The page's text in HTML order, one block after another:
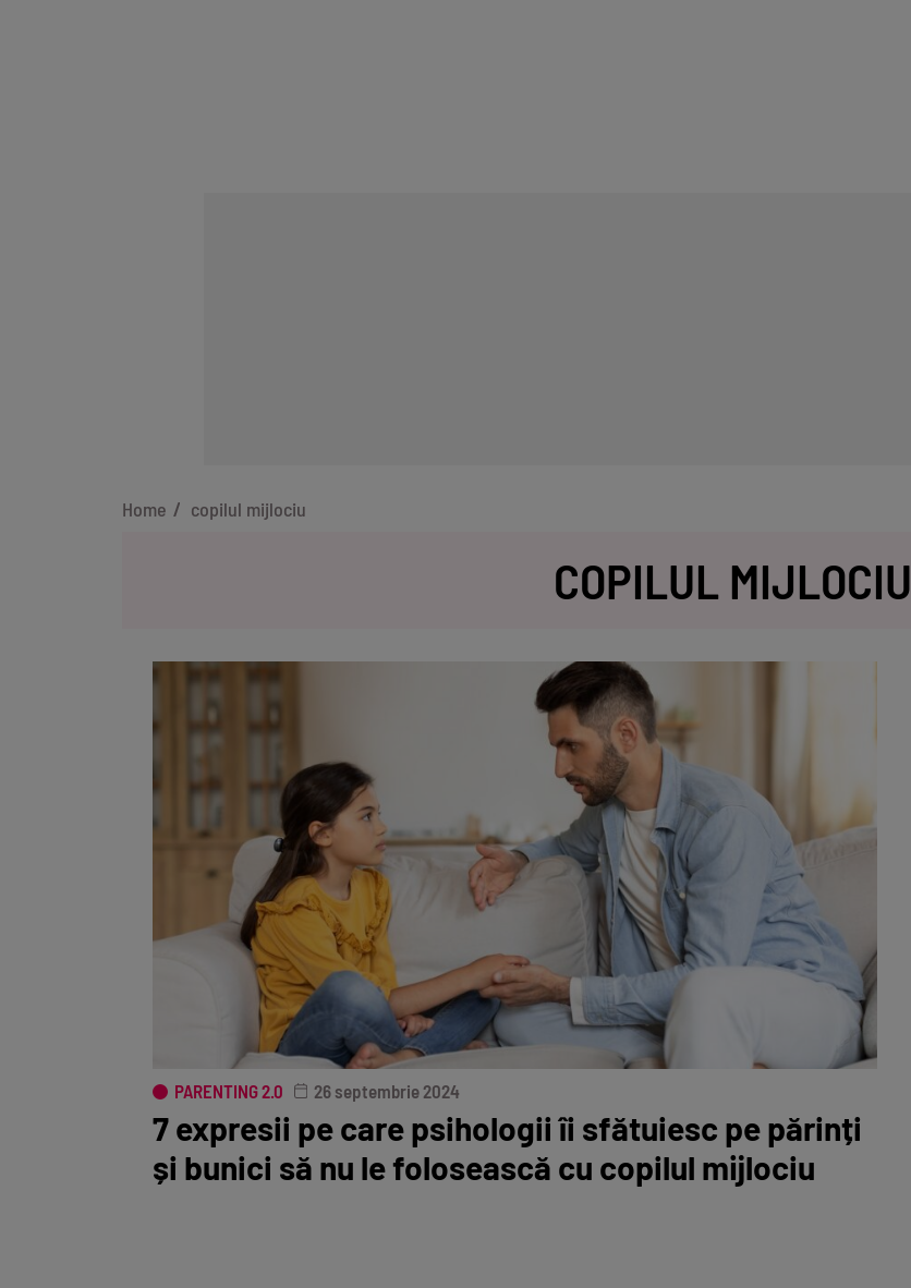
Home copilul mijlociu
COPILUL MIJLOCIU
PARENTING 2.0 26 septembrie 2024
7 expresii pe care psihologii îi sfătuiesc pe părinți
și bunici să nu le folosească cu copilul mijlociu